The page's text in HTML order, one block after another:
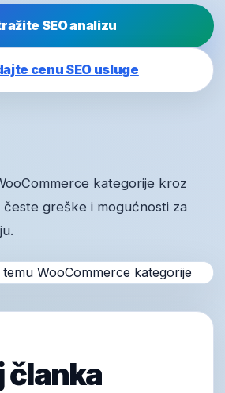
SEO analizu
cenu SEO usluge
kategorije kroz
greške i mogućnosti za
članka